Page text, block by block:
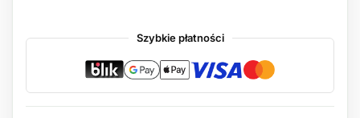
Szybkie płatności